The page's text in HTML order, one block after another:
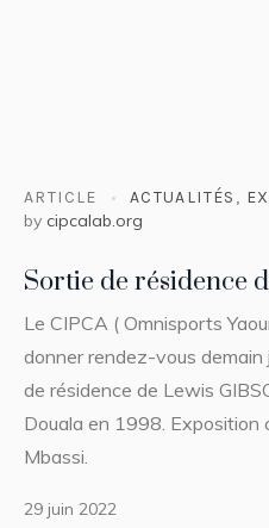
ARTICLE ACTUALITÉS ,
by cipcalab.org
Sortie de résidence
Le CIPCA ( Omnisports
donner rendez-vous
de résidence de Lewis
Douala en 1998. Exposition
Mbassi.
29 juin 2022